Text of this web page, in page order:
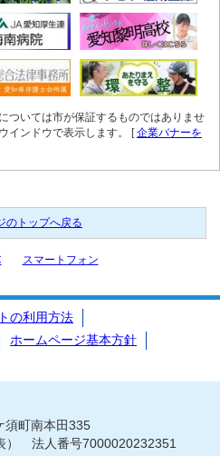
ついては市が保証するものではありませ
インドウで表示します。 [企業バナーを
のトップへ戻る
スマートフォン
の利用方法
ホームページ基本方針
町南本田335
） 法人番号7000020232351